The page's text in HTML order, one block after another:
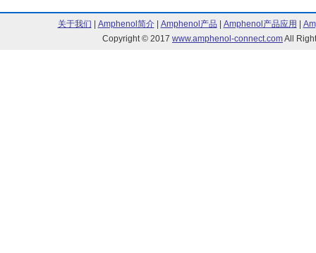
关于我们 Amphenol简介| Amphenol产品 Amphenol产品应用
Copyright © 2017 www.amphenol-connect.comAll